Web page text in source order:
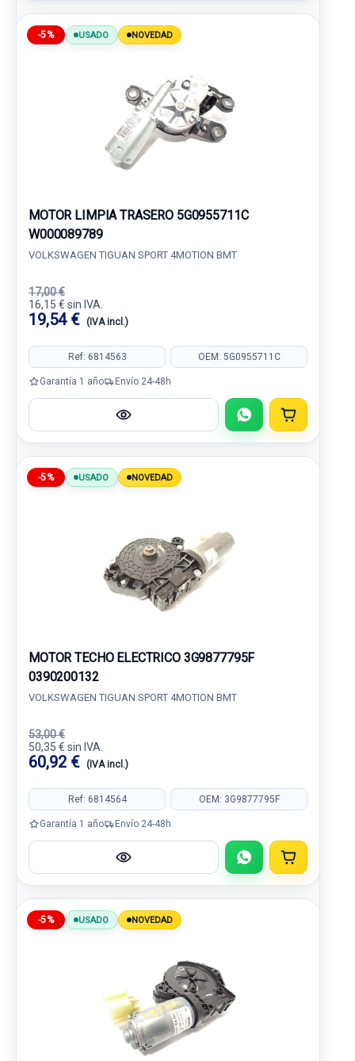
-5% USADO NOVEDAD
MOTOR LIMPIA TRASERO 5G0955711C
W000089789
VOLKSWAGEN TIGUAN SPORT 4MOTION BMT
17,00 €
16,15 € sin IVA.
19,54 € (IVA incl.)
Ref: 6814563 OEM: 5G0955711C
Garantía 1 año Envío 24-48h
-5% USADO NOVEDAD
MOTOR TECHO ELECTRICO 3G9877795F
0390200132
VOLKSWAGEN TIGUAN SPORT 4MOTION BMT
53,00 €
50,35 € sin IVA.
60,92 € (IVA incl.)
Ref: 6814564 OEM: 3G9877795F
Garantía 1 año Envío 24-48h
-5% USADO NOVEDAD